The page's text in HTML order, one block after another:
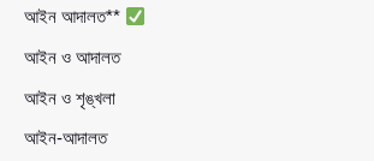
আইন আদালত**
আইন ও আদালত
আইন ও শৃঙ্খলা
আইন-আদালত